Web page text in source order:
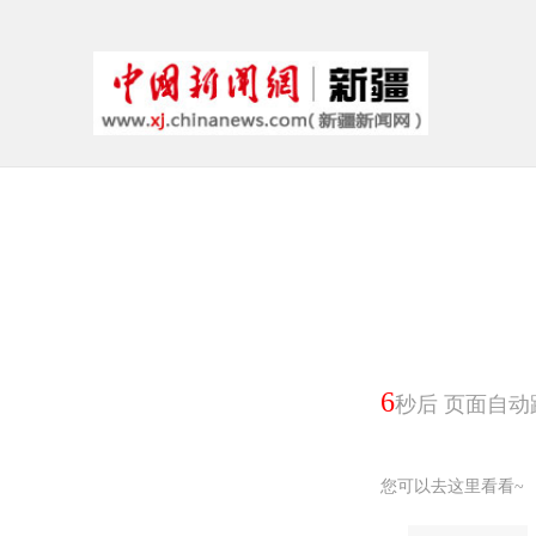
6秒后 页面自动
您可以去这里看看~